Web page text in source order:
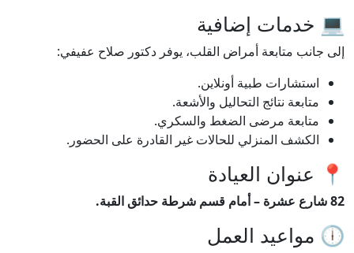
💻 خدمات إضافية
إلى جانب متابعة أمراض القلب، يوفر دكتور صلاح عفيفي:
استشارات طبية أونلاين.
متابعة نتائج التحاليل والأشعة.
متابعة مرضى الضغط والسكري.
الكشف المنزلي للحالات غير القادرة على الحضور.
📍 عنوان العيادة
82 شارع عشرة – أمام قسم شرطة حدائق القبة.
🕕 مواعيد العمل